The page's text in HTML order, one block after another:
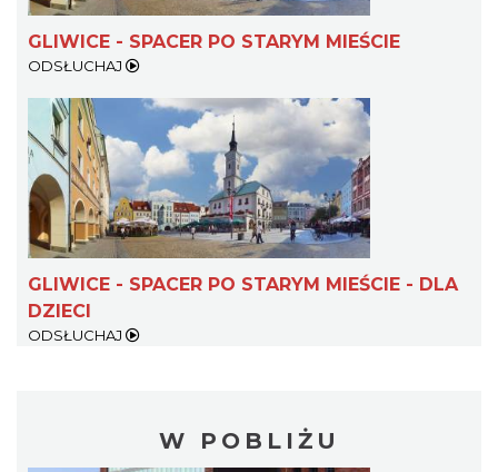
GLIWICE - SPACER PO STARYM MIEŚCIE
ODSŁUCHAJ
GLIWICE - SPACER PO STARYM MIEŚCIE - DLA
DZIECI
ODSŁUCHAJ
W POBLIŻU